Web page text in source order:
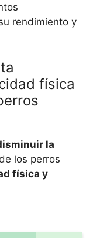
rendimiento y
física
la
de los perros
física y